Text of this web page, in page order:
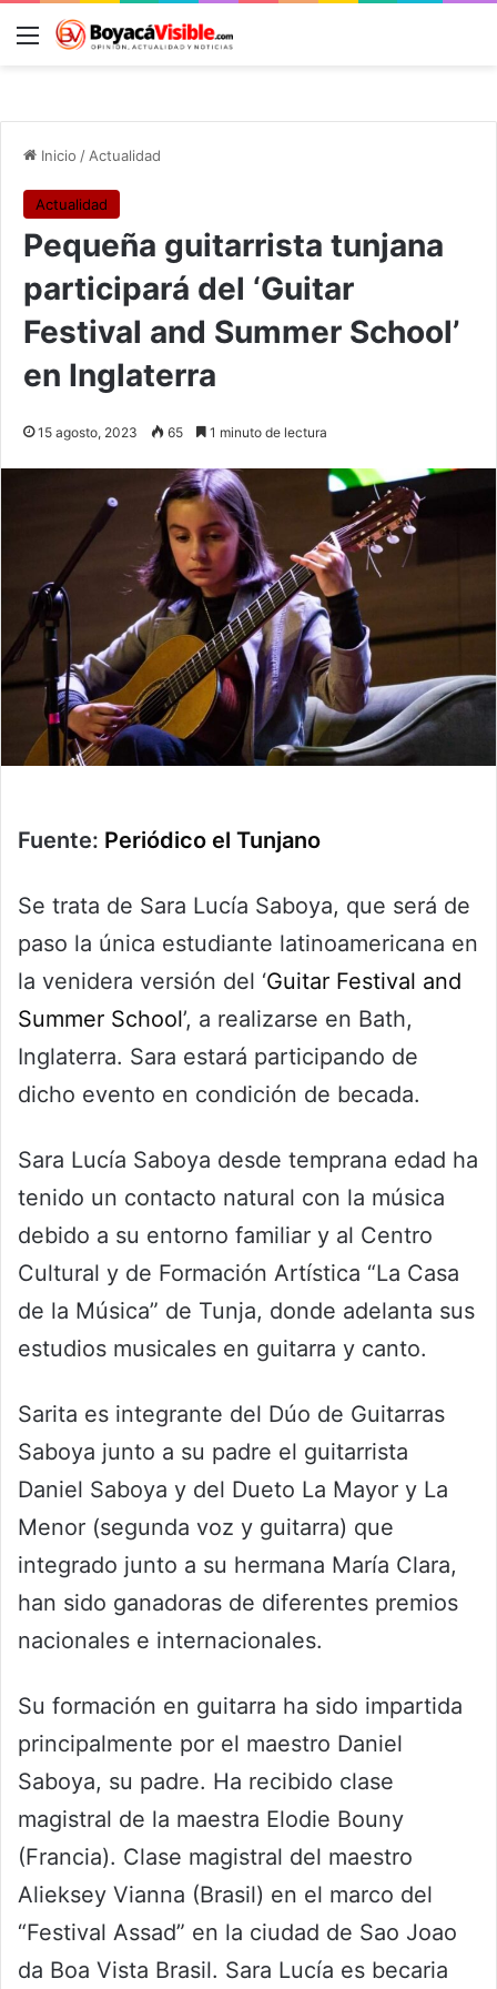
Menú
Inicio / Actualidad
Actualidad
Pequeña guitarrista tunjana
participará del ‘Guitar
Festival and Summer School’
en Inglaterra
15 agosto, 2023 65 1 minuto de lectura
Fuente: Periódico el Tunjano
Se trata de Sara Lucía Saboya, que será de
paso la única estudiante latinoamericana en
la venidera versión del ‘Guitar Festival and
Summer School’, a realizarse en Bath,
Inglaterra. Sara estará participando de
dicho evento en condición de becada.
Sara Lucía Saboya desde temprana edad ha
tenido un contacto natural con la música
debido a su entorno familiar y al Centro
Cultural y de Formación Artística “La Casa
de la Música” de Tunja, donde adelanta sus
estudios musicales en guitarra y canto.
Sarita es integrante del Dúo de Guitarras
Saboya junto a su padre el guitarrista
Daniel Saboya y del Dueto La Mayor y La
Menor (segunda voz y guitarra) que
integrado junto a su hermana María Clara,
han sido ganadoras de diferentes premios
nacionales e internacionales.
Su formación en guitarra ha sido impartida
principalmente por el maestro Daniel
Saboya, su padre. Ha recibido clase
magistral de la maestra Elodie Bouny
(Francia). Clase magistral del maestro
Alieksey Vianna (Brasil) en el marco del
“Festival Assad” en la ciudad de Sao Joao
da Boa Vista Brasil. Sara Lucía es becaria